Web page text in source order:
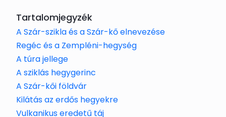
Tartalomjegyzék
A Szár-szikla és a Szár-kő elnevezése
Regéc és a Zempléni-hegység
A túra jellege
A sziklás hegygerinc
A Szár-kői földvár
Kilátás az erdős hegyekre
Vulkanikus eredetű táj